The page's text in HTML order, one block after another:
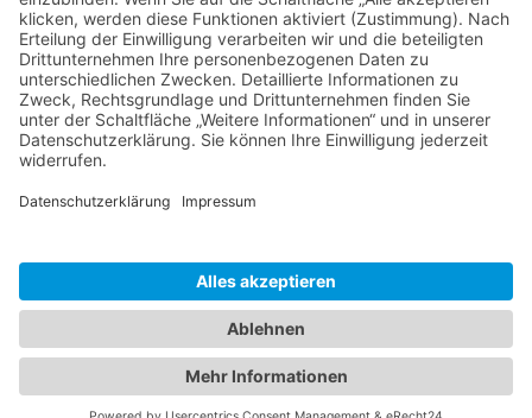
info@nellsonn.de
06108 9759457
0178 8206743
Notrufnummer
Hanauer Straße 8
Impressum
Cookie-Einstellungen